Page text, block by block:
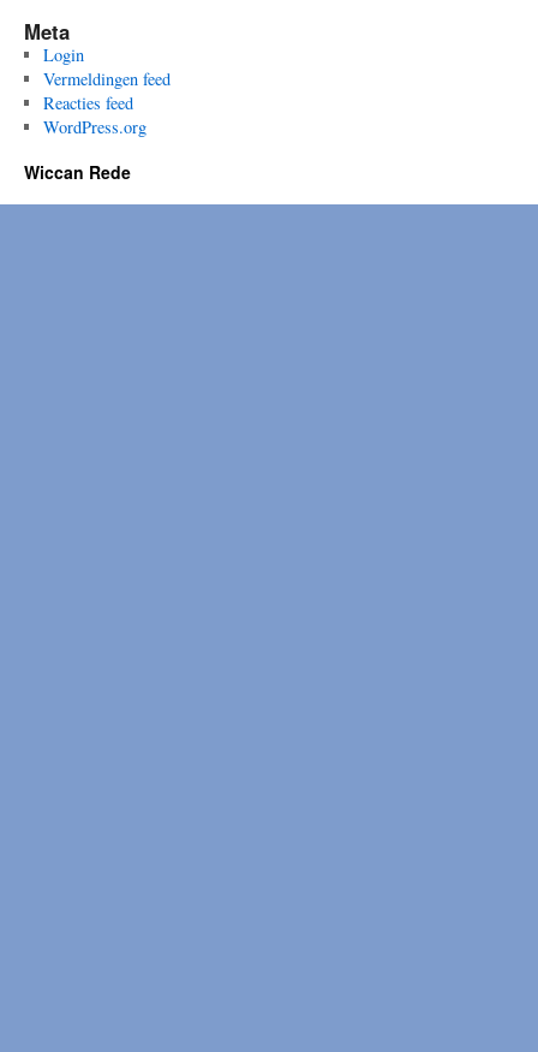
Meta
Login
Vermeldingen feed
Reacties feed
WordPress.org
Wiccan Rede